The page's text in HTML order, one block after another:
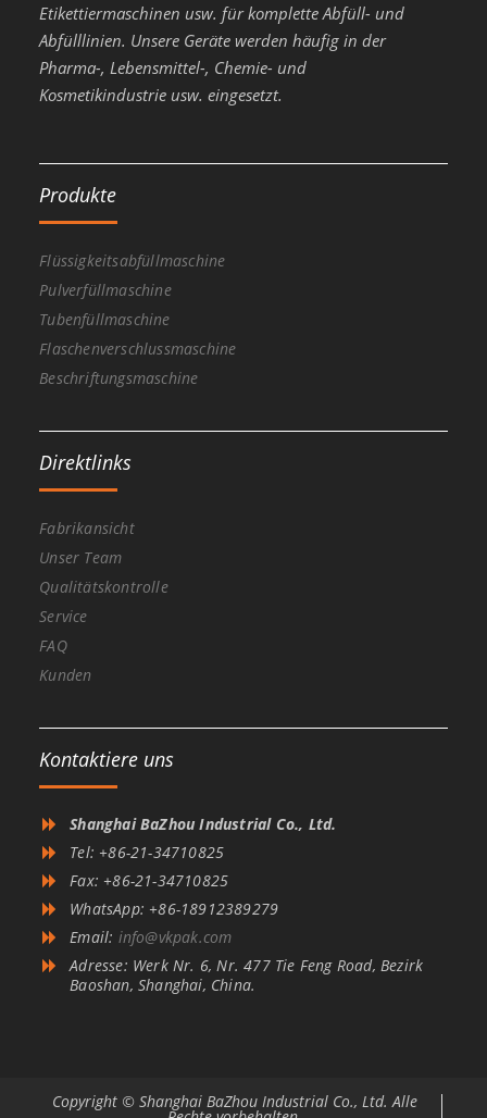
Etikettiermaschinen usw. für komplette Abfüll- und
Abfülllinien. Unsere Geräte werden häufig in der
Pharma-, Lebensmittel-, Chemie- und
Kosmetikindustrie usw. eingesetzt.
Produkte
Flüssigkeitsabfüllmaschine
Pulverfüllmaschine
Tubenfüllmaschine
Flaschenverschlussmaschine
Beschriftungsmaschine
Direktlinks
Fabrikansicht
Unser Team
Qualitätskontrolle
Service
FAQ
Kunden
Kontaktiere uns
Shanghai BaZhou Industrial Co., Ltd.
Tel: +86-21-34710825
Fax: +86-21-34710825
WhatsApp: +86-18912389279
Email: info@vkpak.com
Adresse: Werk Nr. 6, Nr. 477 Tie Feng Road, Bezirk
Baoshan, Shanghai, China.
Copyright © Shanghai BaZhou Industrial Co., Ltd. Alle